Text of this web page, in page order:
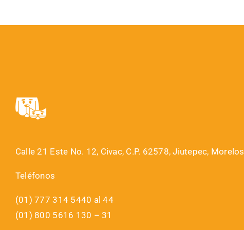
Calle 21 Este No. 12, Civac, C.P. 62578, Jiutepec, Morelos
Teléfonos
(01) 777 314 5440 al 44
(01) 800 5616 130 – 31